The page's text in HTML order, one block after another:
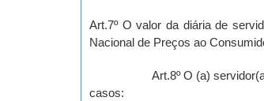
Art.7º O valor da diária de
Nacional de Preços ao
Art.8º O (a) servidor(a) ou
casos: